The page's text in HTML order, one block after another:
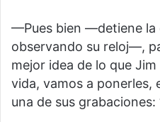
—Pues bien —detiene la
observando su reloj—,
mejor idea de lo que
vida, vamos a ponerles,
una de sus grabaciones: